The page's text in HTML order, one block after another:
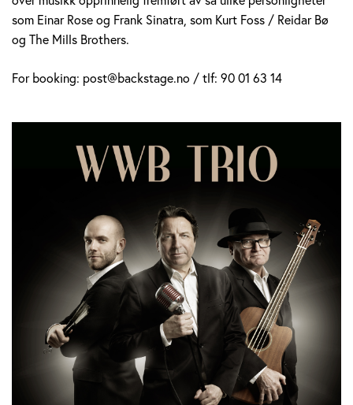
som Einar Rose og Frank Sinatra, som Kurt Foss / Reidar Bø
og The Mills Brothers.
For booking: post@backstage.no / tlf: 90 01 63 14